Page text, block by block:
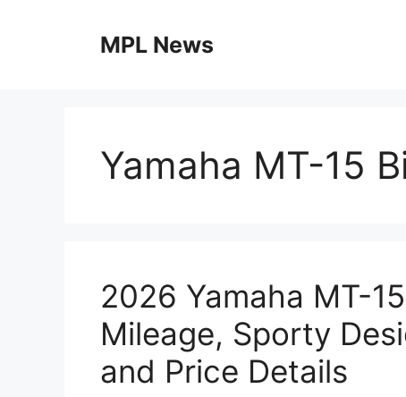
MPL News
Yamaha MT-15
2026 Yamaha MT-
Mileage, Sporty
and Price Details